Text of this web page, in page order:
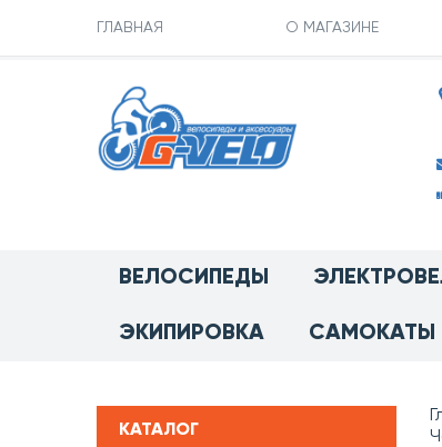
ГЛАВНАЯ О МАГАЗИНЕ
ВЕЛОСИПЕДЫ
ЭКИПИРОВКА САМОКАТЫ
КАТАЛОГ